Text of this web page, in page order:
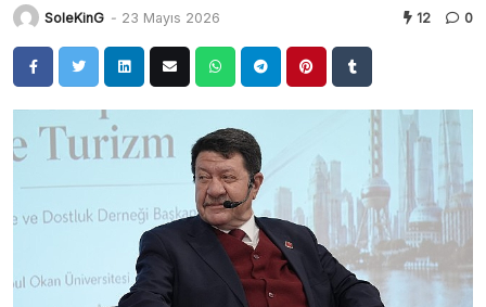
SoleKinG - 23 Mayıs 2026 12 0